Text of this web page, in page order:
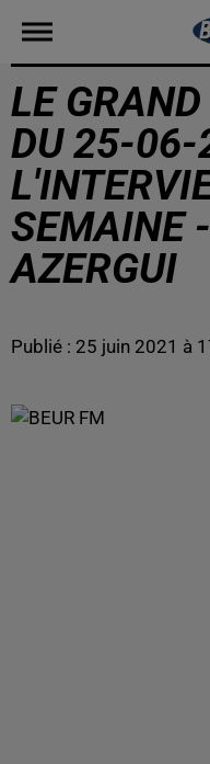
LE
DU 25-06-
SEMAINE
AZERGUI
Publié : 25 juin 2021 à